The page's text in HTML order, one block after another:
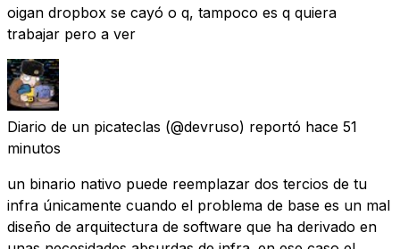
oigan dropbox se cayó o q, tampoco es q quiera
trabajar pero a ver
Diario de un picateclas (@devruso) reportó hace 51
minutos
un binario nativo puede reemplazar dos tercios de tu
infra únicamente cuando el problema de base es un mal
diseño de arquitectura de software que ha derivado en